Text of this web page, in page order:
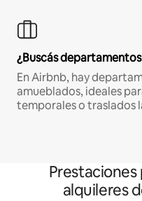
¿Buscás
En Airbnb, hay
amueblados, ideales
temporales o traslados
alquileres